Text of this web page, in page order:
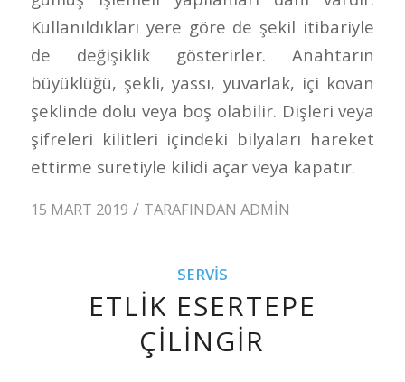
Kullanıldıkları yere göre de şekil itibariyle
de değişiklik gösterirler. Anahtarın
büyüklüğü, şekli, yassı, yuvarlak, içi kovan
şeklinde dolu veya boş olabilir. Dişleri veya
şifreleri kilitleri içindeki bilyaları hareket
ettirme suretiyle kilidi açar veya kapatır.
15 MART 2019 / TARAFINDAN ADMIN
SERVIS
ETLIK ESERTEPE
ÇILINGIR